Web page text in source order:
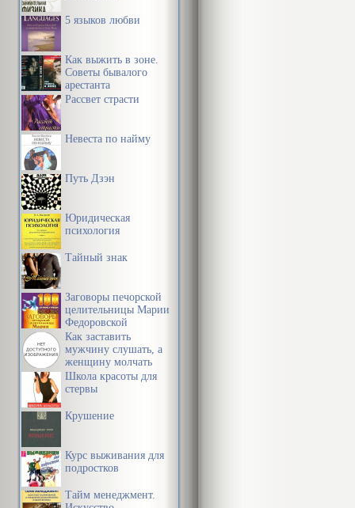
5 языков любви
Как выжить в зоне.
Советы бывалого
арестанта
Рассвет страсти
Невеста по найму
Путь Дзэн
Юридическая
психология
Тайный знак
Заговоры печорской
целительницы Марии
Федоровской
Как заставить
мужчину слушать, а
женщину молчать
Школа красоты для
стервы
Крушение
Курс выживания для
подростков
Тайм менеджмент.